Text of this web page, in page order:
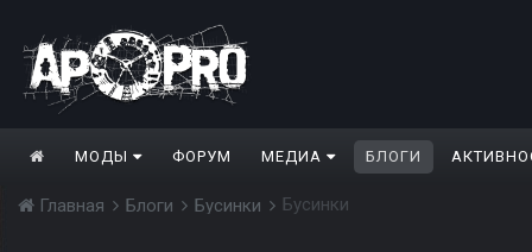
МОДЫ ФОРУМ МЕДИА БЛОГИ
Главная Блоги Бусинки Бусинки